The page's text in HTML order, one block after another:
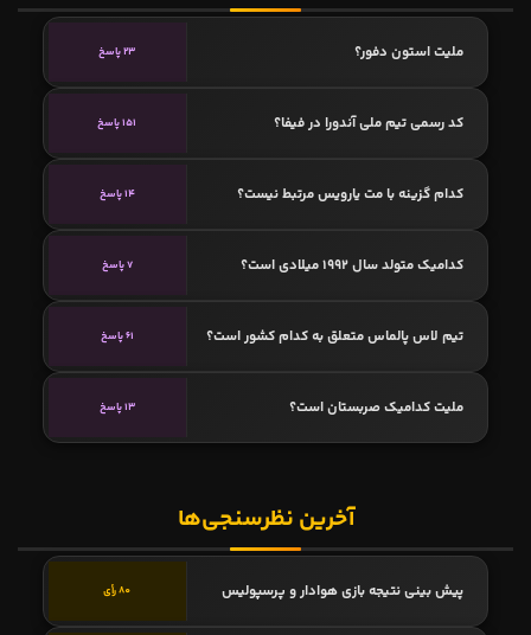
ملیت استون دفور؟ 23 پاسخ
کد رسمی تیم ملی آندورا در فیفا؟ 151 پاسخ
کدام گزینه با مت یارویس مرتبط نیست؟ 14 پاسخ
کدامیک متولد سال 1992 میلادی است؟ 7 پاسخ
تیم لاس پالماس متعلق به کدام کشور است؟ 61 پاسخ
ملیت کدامیک صربستان است؟ 13 پاسخ
آخرین نظرسنجی‌ها
پیش بینی نتیجه بازی هوادار و پرسپولیس 80 رأی